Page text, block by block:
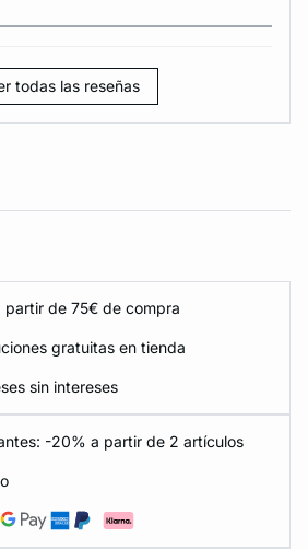
todas las reseñas
partir de 75€ de compra
gratuitas en tienda
sin intereses
-20% a partir de 2 artículos